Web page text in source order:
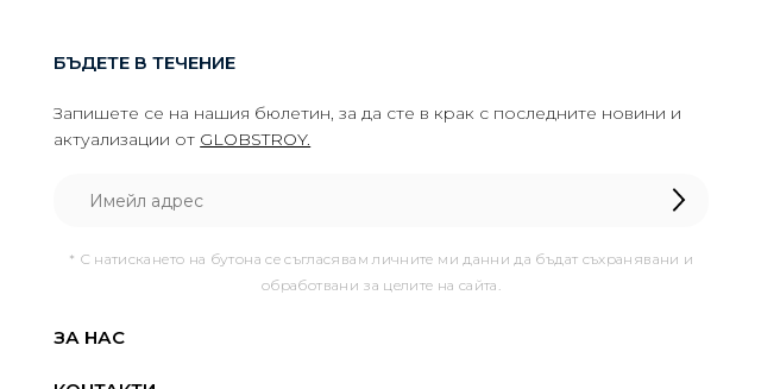
ЗА НАС
БЪДЕТЕ В ТЕЧЕНИЕ
Запишете се на нашия бюлетин, за да сте в крак с последните новини и
актуализации от GLOBSTROY.
* С натискането на бутона се съгласявам личните ми данни да бъдат съхранявани и
обработвани за целите на сайта.